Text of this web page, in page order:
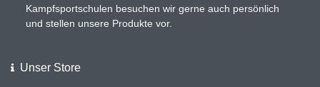
Kampfsportschulen besuchen wir gerne auch persönlich
und stellen unsere Produkte vor.
Unser Store